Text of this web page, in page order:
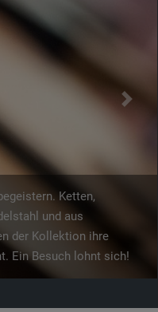
einen Spaziergang für
alles Generationen
Next